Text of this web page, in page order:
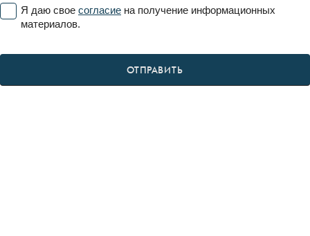
Я даю свое согласие на получение информационных
материалов.